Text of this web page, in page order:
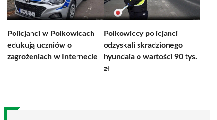
Policjanci w Polkowicach
edukują uczniów o
zagrożeniach w Internecie
Polkowiccy policjanci
odzyskali skradzionego
hyundaia o wartości 90 tys.
zł